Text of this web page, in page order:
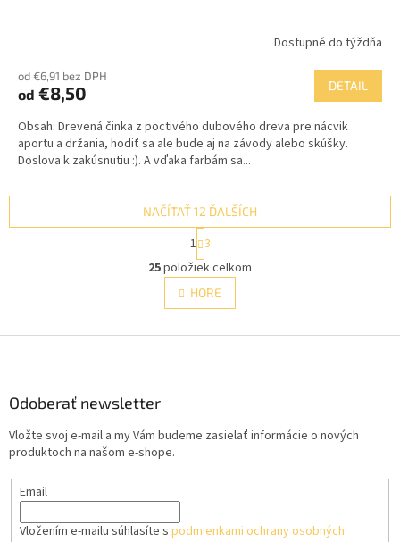
Dostupné do týždňa
od €6,91 bez DPH
od €8,50 DETAIL
Obsah: Drevená činka z poctivého dubového dreva pre nácvik
aportu a držania, hodiť sa ale bude aj na závody alebo skúšky.
Doslova k zakúsnutiu :). A vďaka farbám sa...
O
v
l
á
r
v
y
p
NAČÍTAŤ 12 ĎALŠÍCH
S
t
r
á
n
k
v
1 3
25položiek celkom
HORE
Odoberať newsletter
Vložte svoj e-mail a my Vám budeme zasielať informácie o nových
produktoch na našom e-shope.
Email
Vložením e-mailu súhlasíte s podmienkami ochrany osobných